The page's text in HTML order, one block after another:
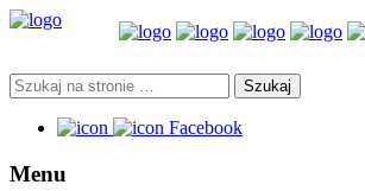
Facebook
Menu